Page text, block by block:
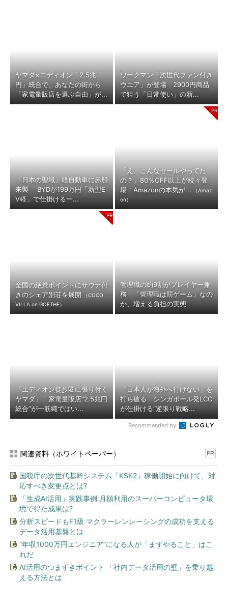
ヤマダ×エディオン「2.5兆
円」統合で、あなたの街から
「家電量販店を選ぶ自由」が...
ワークマン「次世代ファン付き
ウエア」が登場 2900円商品
で狙う「日常使い」の新...
「日本の聖域」軽自動車に赤船
来襲 BYDが199万円「新型E
V軽」で仕掛ける一...
「え、こんなセールやってた
の？」80％OFF以上が続々登
場！Amazonの本気が...
（Amaz
on）
全国の絶景ポイントにサウナ付
きのシェア別荘を展開
（COCO
VILLA on GOETHE）
管理職の約9割がプレイヤー兼
務 「管理職は罰ゲーム」なの
か、増える負担の実態
「エディオン徒歩圏に張り付く
ヤマダ」 家電量販店“2.5兆円
統合”が一筋縄ではい...
「日本人が海外へ行けない」を
打ち破る シンガポール発LCC
が仕掛ける“逆張り戦略...
Recommended by
関連資料（ホワイトペーパー） PR
国税庁の次世代基幹システム「KSK2」稼働開始に向けて、対
応すべき変更点とは?
「生成AI活用」実践事例:月額利用のスーパーコンピュータ環
境で得た成果は?
分析スピードもF1級 マクラーレンレーシングの成功を支える
データ活用基盤とは
“年収1000万円エンジニア”になる人が「まずやること」はこ
れだ
AI活用のつまずきポイント 「社内データ活用の壁」を乗り越
える方法とは